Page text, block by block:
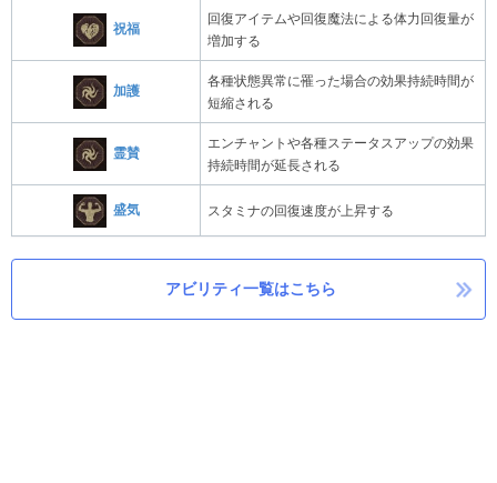
祝福
回復アイテムや回復魔法による体力回復量が
増加する
加護
各種状態異常に罹った場合の効果持続時間が
短縮される
霊賛
エンチャントや各種ステータスアップの効果
持続時間が延長される
盛気 スタミナの回復速度が上昇する
アビリティ一覧はこちら